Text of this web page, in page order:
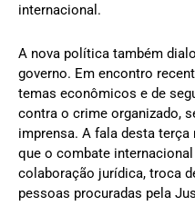
internacional.
A nova política também
governo. Em encontro
temas econômicos e de
contra o crime organizado,
imprensa. A fala desta
que o combate
colaboração jurídica, troca
pessoas procuradas pela